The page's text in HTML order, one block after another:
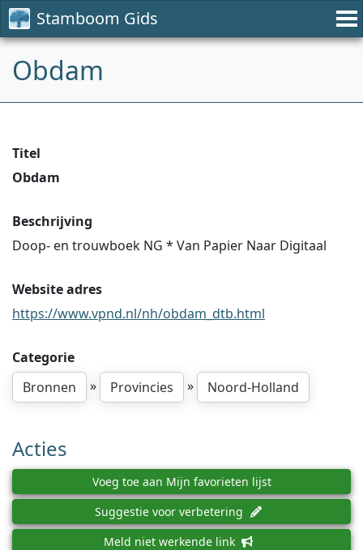
Stamboom Gids
Obdam
Titel
Obdam
Beschrijving
Doop- en trouwboek NG * Van Papier Naar Digitaal
Website adres
https://www.vpnd.nl/nh/obdam_dtb.html
Categorie
Bronnen
» Provincies » Noord-Holland
Acties
Voeg toe aan Mijn favorieten lijst
Suggestie voor verbetering
Meld niet werkende link